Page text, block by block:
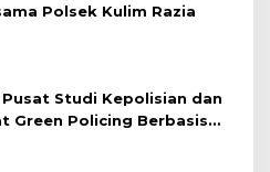
Polsek Kulim Razia
Studi Kepolisian dan
Green Policing Berbasis